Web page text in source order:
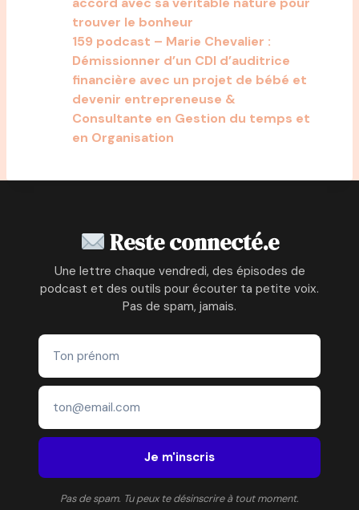
trouver le bonheur
159 podcast – Marie Chevalier :
Démissionner d’un CDI d’auditrice
financière avec un projet de bébé et
devenir entrepreneuse &
Consultante en Gestion du temps et
en Organisation
Reste connecté.e
Une lettre chaque vendredi, des épisodes de
podcast et des outils pour écouter ta petite voix.
Pas de spam, jamais.
Je m'inscris
Pas de spam. Tu peux te désinscrire à tout moment.